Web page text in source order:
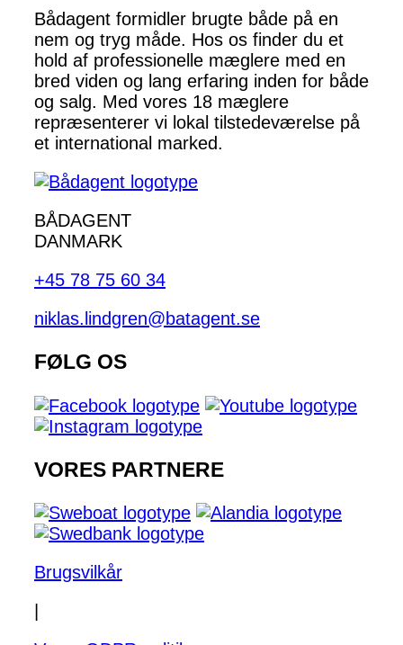
Bådagent formidler brugte både på en
nem og tryg måde. Hos os finder du et
hold af professionelle mæglere med en
bred viden og lang erfaring inden for både
og salg. Med vores 18 mæglere
repræsenterer vi lokal tilstedeværelse på
et international marked.
BÅDAGENT
DANMARK
+45 78 75 60 34
niklas.lindgren@batagent.se
FØLG OS
VORES PARTNERE
Brugsvilkår